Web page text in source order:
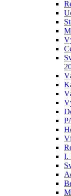
I.